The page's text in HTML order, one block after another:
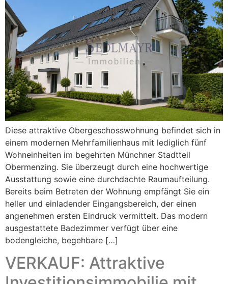
Diese attraktive Obergeschosswohnung befindet sich in
einem modernen Mehrfamilienhaus mit lediglich fünf
Wohneinheiten im begehrten Münchner Stadtteil
Obermenzing. Sie überzeugt durch eine hochwertige
Ausstattung sowie eine durchdachte Raumaufteilung.
Bereits beim Betreten der Wohnung empfängt Sie ein
heller und einladender Eingangsbereich, der einen
angenehmen ersten Eindruck vermittelt. Das modern
ausgestattete Badezimmer verfügt über eine
bodengleiche, begehbare […]
VERKAUF: Attraktive